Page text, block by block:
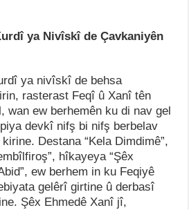
ya Nivîskî de Çavkaniyên
ya nivîskî de behsa
rasterast Feqî û Xanî tên
wan ew berhemên ku di nav gel
devkî nifş bi nifş berbelav
Destana “Kela Dimdimê”,
hîkayeya “Şêx
ew berhem in ku Feqiyê
gelêrî girtine û derbasî
Şêx Ehmedê Xanî jî,